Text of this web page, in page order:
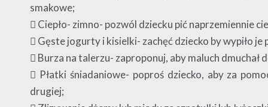
smakowe;
 Ciepło- zimno- pozwól dziecku pić naprzemiennie
 Gęste jogurty i kisielki- zachęć dziecko by wypiło je
 Burza na talerzu- zaproponuj, aby maluch dmuchał
 Płatki śniadaniowe- poproś dziecko, aby za
drugiej;